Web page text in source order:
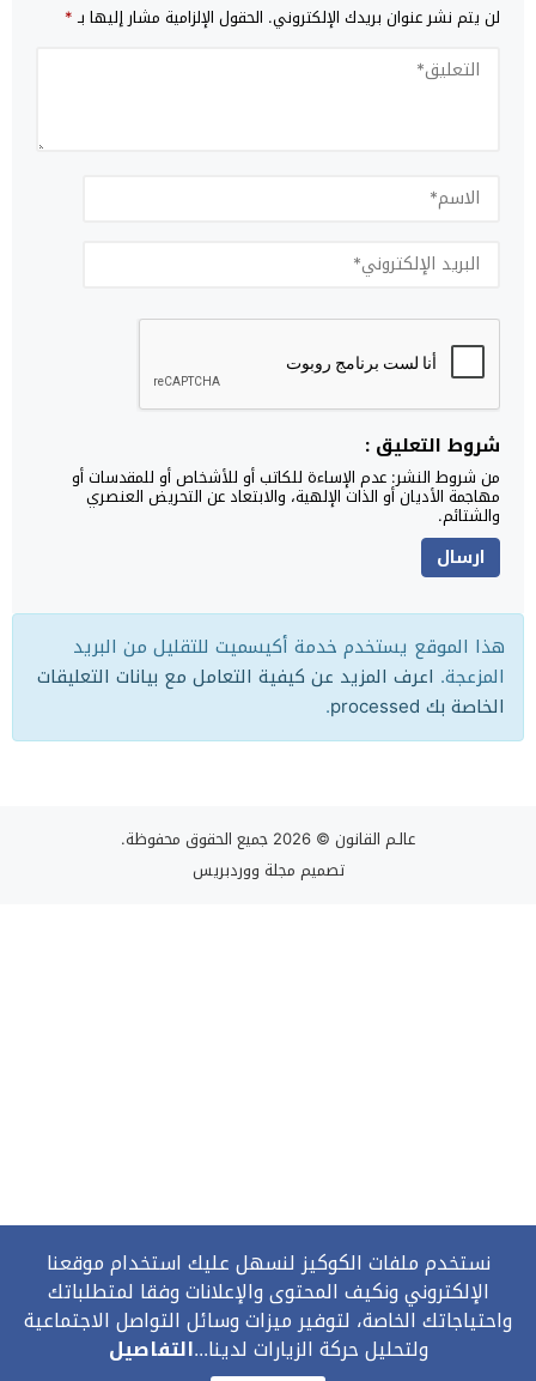
لن يتم نشر عنوان بريدك الإلكتروني. الحقول الإلزامية مشار إليها بـ*
شروط التعليق :
من شروط النشر: عدم الإساءة للكاتب أو للأشخاص أو للمقدسات أو
مهاجمة الأديان أو الذات الإلهية، والابتعاد عن التحريض العنصري
والشتائم.
هذا الموقع يستخدم خدمة أكيسميت للتقليل من البريد
المزعجة. اعرف المزيد عن كيفية التعامل مع بيانات التعليقات
الخاصة بك processed
.
عالـم القانون © 2026 جميع الحقوق محفوظة.
تصميم مجلة ووردبريس
نستخدم ملفات الكوكيز لنسهل عليك استخدام موقعنا
الإلكتروني ونكيف المحتوى والإعلانات وفقا لمتطلباتك
واحتياجاتك الخاصة، لتوفير ميزات وسائل التواصل الاجتماعية
ولتحليل حركة الزيارات لدينا...التفاصيل